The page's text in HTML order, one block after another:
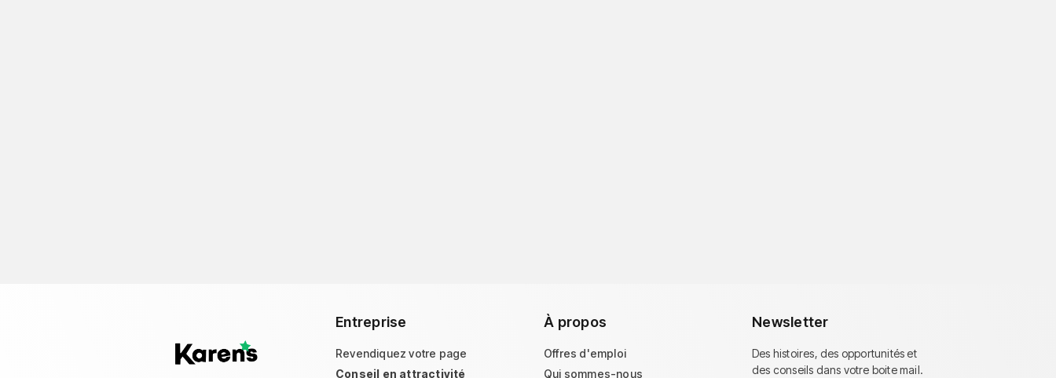
Entreprise
Revendiquez votre page
Conseil en attractivité
À propos
Offres d'emploi
Qui sommes-nous
Newsletter
Des histoires, des opportunités et
des conseils dans votre boite mail.